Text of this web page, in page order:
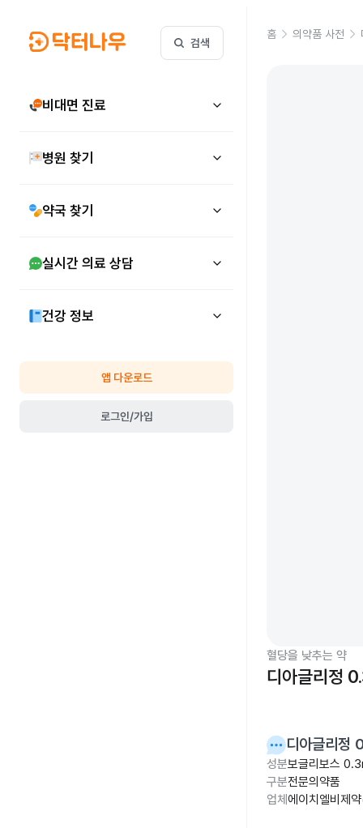
검색
비대면 진료
병원 찾기
약국 찾기
실시간 의료 상담
건강 정보
앱 다운로드
로그인/가입
홈 의약품 사전
혈당을 낮추는 약
디아글리정
디아글리정
성분보글리보스
구분전문의약품
업체 에이치엘비제